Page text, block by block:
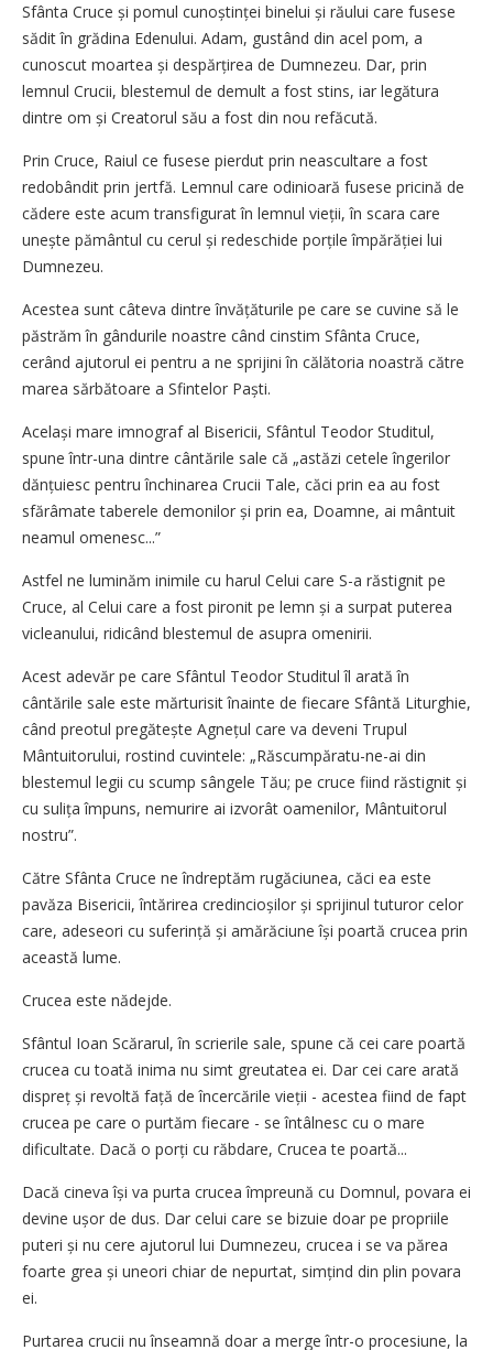
Sfânta Cruce și pomul cunoștinței binelui și răului care fusese
sădit în grădina Edenului. Adam, gustând din acel pom, a
cunoscut moartea și despărțirea de Dumnezeu. Dar, prin
lemnul Crucii, blestemul de demult a fost stins, iar legătura
dintre om și Creatorul său a fost din nou refăcută.
Prin Cruce, Raiul ce fusese pierdut prin neascultare a fost
redobândit prin jertfă. Lemnul care odinioară fusese pricină de
cădere este acum transfigurat în lemnul vieții, în scara care
unește pământul cu cerul și redeschide porțile împărăției lui
Dumnezeu.
Acestea sunt câteva dintre învățăturile pe care se cuvine să le
păstrăm în gândurile noastre când cinstim Sfânta Cruce,
cerând ajutorul ei pentru a ne sprijini în călătoria noastră către
marea sărbătoare a Sfintelor Paști.
Același mare imnograf al Bisericii, Sfântul Teodor Studitul,
spune într-una dintre cântările sale că „astăzi cetele îngerilor
dănțuiesc pentru închinarea Crucii Tale, căci prin ea au fost
sfărâmate taberele demonilor și prin ea, Doamne, ai mântuit
neamul omenesc...”
Astfel ne luminăm inimile cu harul Celui care S-a răstignit pe
Cruce, al Celui care a fost pironit pe lemn și a surpat puterea
vicleanului, ridicând blestemul de asupra omenirii.
Acest adevăr pe care Sfântul Teodor Studitul îl arată în
cântările sale este mărturisit înainte de fiecare Sfântă Liturghie,
când preotul pregătește Agnețul care va deveni Trupul
Mântuitorului, rostind cuvintele: „Răscumpăratu-ne-ai din
blestemul legii cu scump sângele Tău; pe cruce fiind răstignit și
cu sulița împuns, nemurire ai izvorât oamenilor, Mântuitorul
nostru”.
Către Sfânta Cruce ne îndreptăm rugăciunea, căci ea este
pavăza Bisericii, întărirea credincioșilor și sprijinul tuturor celor
care, adeseori cu suferință și amărăciune își poartă crucea prin
această lume.
Crucea este nădejde.
Sfântul Ioan Scărarul, în scrierile sale, spune că cei care poartă
crucea cu toată inima nu simt greutatea ei. Dar cei care arată
dispreț și revoltă față de încercările vieții - acestea fiind de fapt
crucea pe care o purtăm fiecare - se întâlnesc cu o mare
dificultate. Dacă o porți cu răbdare, Crucea te poartă...
Dacă cineva își va purta crucea împreună cu Domnul, povara ei
devine ușor de dus. Dar celui care se bizuie doar pe propriile
puteri și nu cere ajutorul lui Dumnezeu, crucea i se va părea
foarte grea și uneori chiar de nepurtat, simțind din plin povara
ei.
Purtarea crucii nu înseamnă doar a merge într-o procesiune, la